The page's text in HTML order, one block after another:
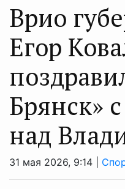
Врио
Егор
Брянск»
над
31 мая 2026, 9:14 |